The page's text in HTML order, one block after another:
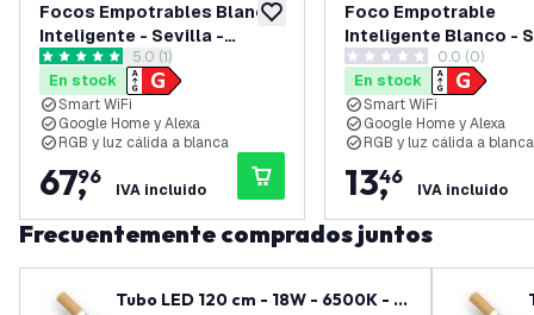
añadir a lista de deseos
Focos Empotrables Blanco
Inteligente - Sevilla -
Regulable - RGB+CCT -
Pack de 6
abrir el panel de reseñas
5 estrellas de puntuación
5.0 (1)
En stock
Smart WiFi
Google Home y Alexa
RGB y luz cálida a blanca
67,
96
IVA incluido
Foco Empotrable
Inteligente Blanco -
- Regulable -
0 estrellas de puntuación
0.0 (0)
En stock
Smart WiFi
Google Home y Alexa
RGB y luz cálida a blanca
13,
46
IVA incluido
Frecuentemente comprados juntos
Tubo LED 120 cm - 18W - 6500K - 1